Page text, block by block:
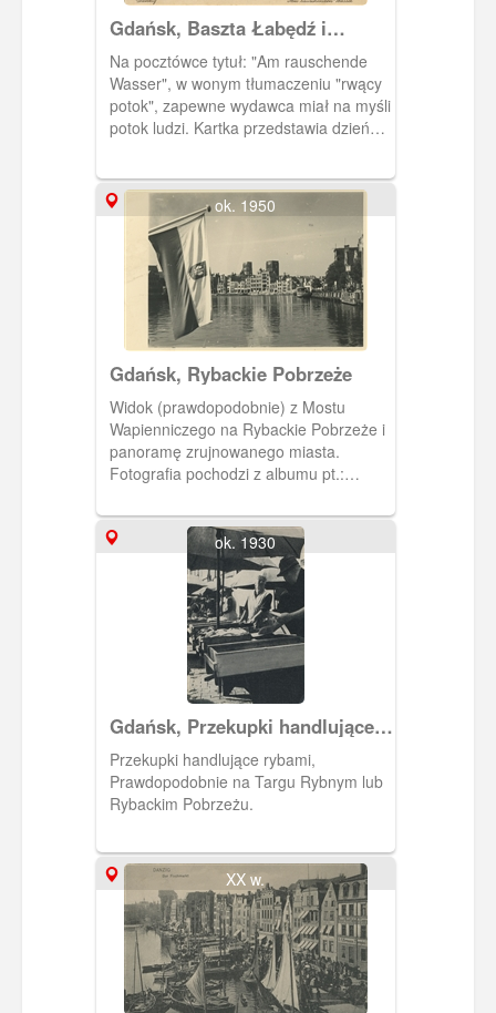
Gdańsk, Baszta Łabędź i
Rybackie Pobrzeże
Na pocztówce tytuł: "Am rauschende
Wasser", w wonym tłumaczeniu "rwący
potok", zapewne wydawca miał na myśli
potok ludzi. Kartka przedstawia dzień
ok. 1950
Gdańsk, Rybackie Pobrzeże
Widok (prawdopodobnie) z Mostu
Wapienniczego na Rybackie Pobrzeże i
panoramę zrujnowanego miasta.
Fotografia pochodzi z albumu pt.:
and today" autorstwa M.
Dobrzykowskiego. W kartonowej
kopercie w kolorze szałwiowej zieleni
jest 14 zdjęć przedwojennego i
powojennego, zrujnowanego Gdańska.
Napisy na okładce albumu są
wytłoczone i pozłocone.
ok. 1930
Gdańsk, Przekupki handlujące
rybami
Przekupki handlujące rybami,
Prawdopodobnie na Targu Rybnym lub
Rybackim Pobrzeżu.
XX w.